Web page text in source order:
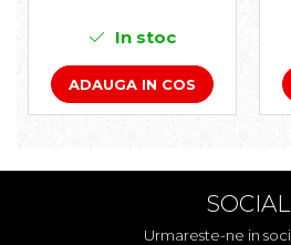
In stoc
ADAUGA IN COS
SOCIAL
Urmareste-ne in